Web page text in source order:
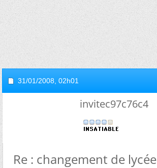
31/01/2008, 02h01
invitec97c76c4
Re : changement de lycée